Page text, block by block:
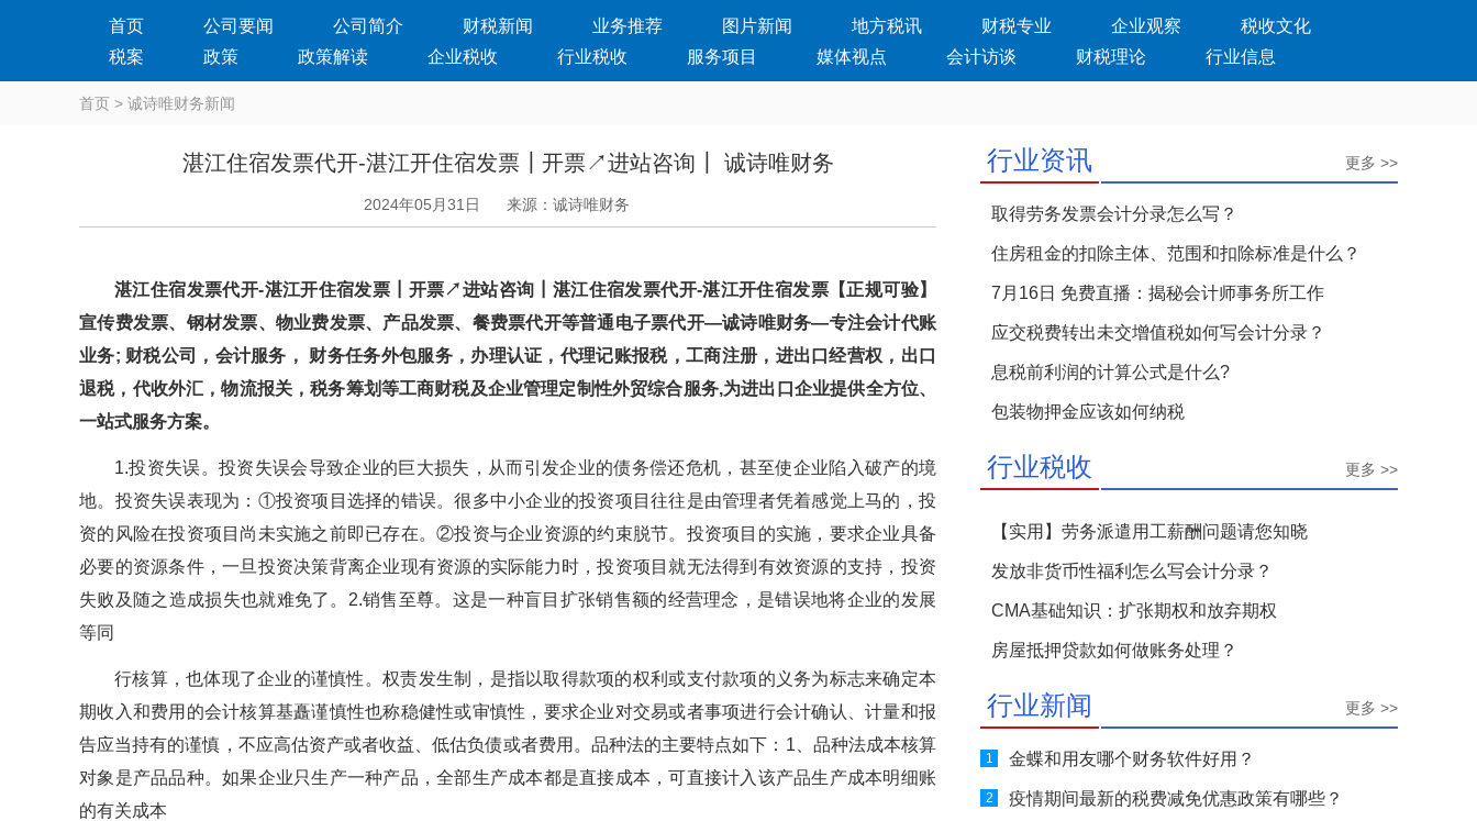
首页 公司要闻 公司简介 财税新闻 业务推荐 图片新闻 地方税讯 财税专业 企业观察
税收文化
税案
政策 政策解读 企业税收 行业税收 服务项目 媒体视点 会计访谈 财税理论 行业信息
首页 > 诚诗唯财务新闻
湛江住宿发票代开-湛江开住宿发票┃开票↗进站咨询┃ 诚诗唯财务
2024年05月31日 来源：诚诗唯财务
湛江住宿发票代开-湛江开住宿发票┃开票↗进站咨询┃湛江住宿发票代开-湛江开住宿发票【正规可验】
宣传费发票、钢材发票、物业费发票、产品发票、餐费票代开等普通电子票代开—诚诗唯财务—专注会计代账
业务; 财税公司，会计服务， 财务任务外包服务，办理认证，代理记账报税，工商注册，进出口经营权，出口
退税，代收外汇，物流报关，税务筹划等工商财税及企业管理定制性外贸综合服务,为进出口企业提供全方位、
一站式服务方案。
1.投资失误。投资失误会导致企业的巨大损失，从而引发企业的债务偿还危机，甚至使企业陷入破产的境
地。投资失误表现为：①投资项目选择的错误。很多中小企业的投资项目往往是由管理者凭着感觉上马的，投
资的风险在投资项目尚未实施之前即已存在。②投资与企业资源的约束脱节。投资项目的实施，要求企业具备
必要的资源条件，一旦投资决策背离企业现有资源的实际能力时，投资项目就无法得到有效资源的支持，投资
失败及随之造成损失也就难免了。2.销售至尊。这是一种盲目扩张销售额的经营理念，是错误地将企业的发展
等同
行核算，也体现了企业的谨慎性。权责发生制，是指以取得款项的权利或支付款项的义务为标志来确定本
期收入和费用的会计核算基矗谨慎性也称稳健性或审慎性，要求企业对交易或者事项进行会计确认、计量和报
告应当持有的谨慎，不应高估资产或者收益、低估负债或者费用。品种法的主要特点如下：1、品种法成本核算
对象是产品品种。如果企业只生产一种产品，全部生产成本都是直接成本，可直接计入该产品生产成本明细账
的有关成本
行业资讯 更多 >>
取得劳务发票会计分录怎么写？
住房租金的扣除主体、范围和扣除标准是什么？
7月16日 免费直播：揭秘会计师事务所工作
应交税费转出未交增值税如何写会计分录？
息税前利润的计算公式是什么?
包装物押金应该如何纳税
行业税收 更多 >>
【实用】劳务派遣用工薪酬问题请您知晓
发放非货币性福利怎么写会计分录？
CMA基础知识：扩张期权和放弃期权
房屋抵押贷款如何做账务处理？
行业新闻 更多 >>
1 金蝶和用友哪个财务软件好用？
2 疫情期间最新的税费减免优惠政策有哪些？